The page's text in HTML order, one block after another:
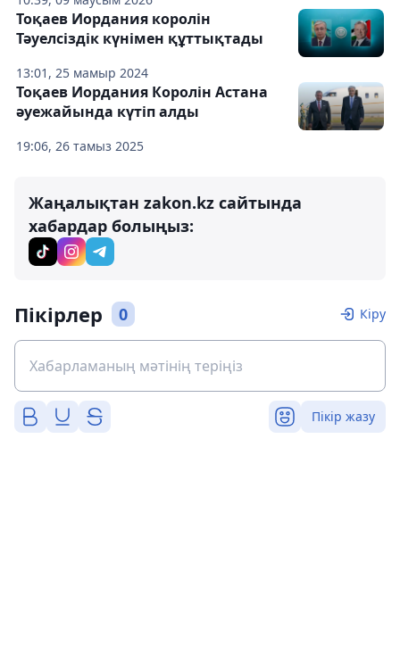
13:01, 25 мамыр 2024
Тоқаев Иордания королін
Тәуелсіздік күнімен құттықтады
19:06, 26 тамыз 2025
Тоқаев Иордания Королін Астана
әуежайында күтіп алды
Жаңалықтан zakon.kz сайтында
хабардар болыңыз:
Пікірлер 0 Кіру
Пікір жазу